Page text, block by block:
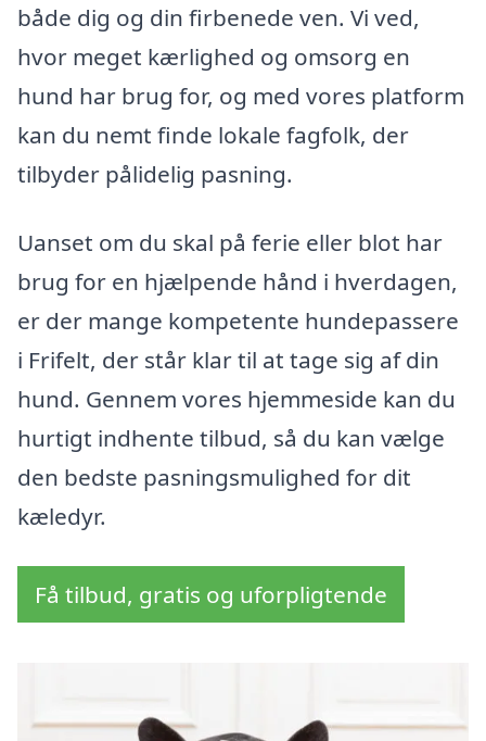
både dig og din firbenede ven. Vi ved,
hvor meget kærlighed og omsorg en
hund har brug for, og med vores platform
kan du nemt finde lokale fagfolk, der
tilbyder pålidelig pasning.
Uanset om du skal på ferie eller blot har
brug for en hjælpende hånd i hverdagen,
er der mange kompetente hundepassere
i Frifelt, der står klar til at tage sig af din
hund. Gennem vores hjemmeside kan du
hurtigt indhente tilbud, så du kan vælge
den bedste pasningsmulighed for dit
kæledyr.
Få tilbud, gratis og uforpligtende